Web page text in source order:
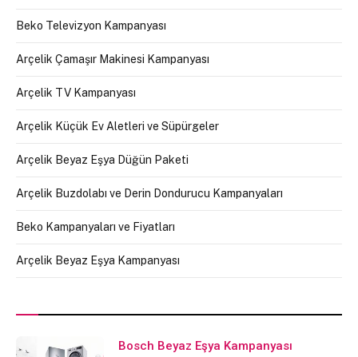
Beko Televizyon Kampanyası
Arçelik Çamaşır Makinesi Kampanyası
Arçelik TV Kampanyası
Arçelik Küçük Ev Aletleri ve Süpürgeler
Arçelik Beyaz Eşya Düğün Paketi
Arçelik Buzdolabı ve Derin Dondurucu Kampanyaları
Beko Kampanyaları ve Fiyatları
Arçelik Beyaz Eşya Kampanyası
Bosch Beyaz Eşya Kampanyası